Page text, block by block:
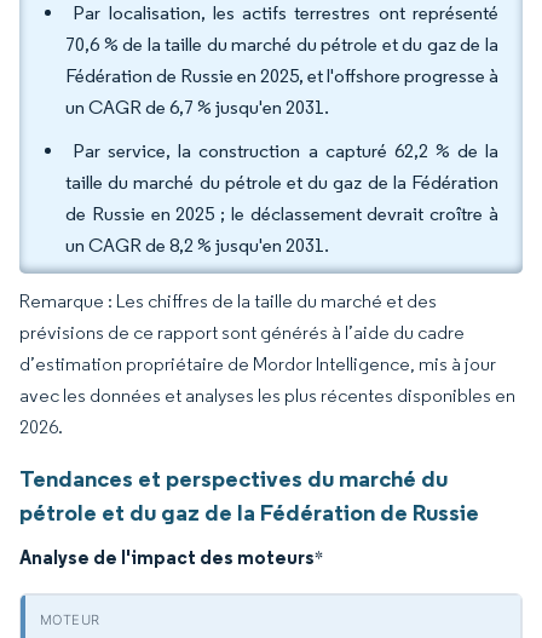
Par localisation, les actifs terrestres ont représenté
70,6 % de la taille du marché du pétrole et du gaz de la
Fédération de Russie en 2025, et l'offshore progresse à
un CAGR de 6,7 % jusqu'en 2031.
Par service, la construction a capturé 62,2 % de la
taille du marché du pétrole et du gaz de la Fédération
de Russie en 2025 ; le déclassement devrait croître à
un CAGR de 8,2 % jusqu'en 2031.
Remarque : Les chiffres de la taille du marché et des
prévisions de ce rapport sont générés à l’aide du cadre
d’estimation propriétaire de Mordor Intelligence, mis à jour
avec les données et analyses les plus récentes disponibles en
2026.
Tendances et perspectives du marché du
pétrole et du gaz de la Fédération de Russie
Analyse de l'impact des moteurs*